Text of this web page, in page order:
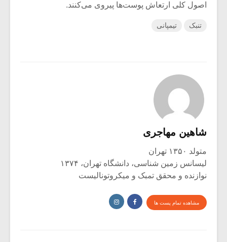
اصول کلی ارتعاش پوست‌ها پیروی می‌کنند.
تنبک تیمپانی
شاهین مهاجری
متولد ۱۳۵۰ تهران
لیسانس زمین شناسی، دانشگاه تهران، ۱۳۷۴
نوازنده و محقق تمبک و میکروتونالیست
مشاهده تمام پست ها